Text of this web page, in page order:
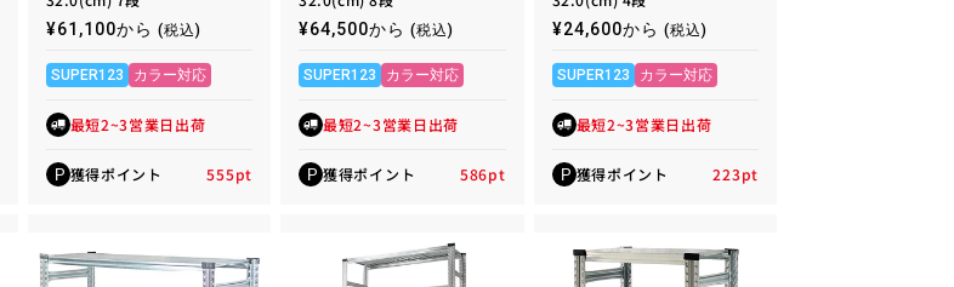
通
価
格
¥61,100から (税込)
SUPER123 カラー対応
最短2~3営業日出荷
P 獲得ポイント 555pt
通
価
格
¥64,500から (税込)
SUPER123 カラー対応
最短2~3営業日出荷
P 獲得ポイント 586pt
通
価
格
¥24,600から (税込)
SUPER123 カラー対応
最短2~3営業日出荷
P 獲得ポイント 223pt